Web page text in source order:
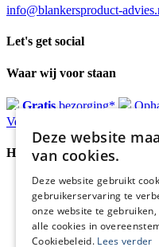
info@blankersproduct-
Let's get social
Waar wij voor staan
Gratisbezorging*
Verzonden
Handige Links
Home
Klantenservice
Over ons
Blog
Privacyverklaring
Deze website
van cookies.
Deze website gebruikt
gebruikerservaring te
onze website te
alle cookies in
Cookiebeleid. Lees verder